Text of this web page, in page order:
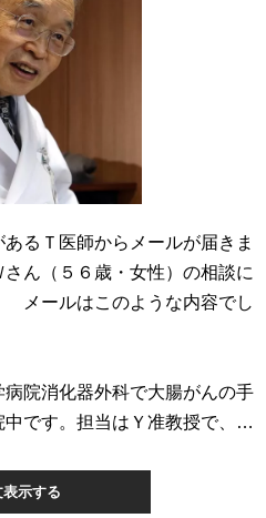
るＴ医師からメールが届きま
ん（５６歳・女性）の相談に
メールはこのような内容でし
病院消化器外科で大腸がんの手
です。担当はＹ准教授で、…
表示する